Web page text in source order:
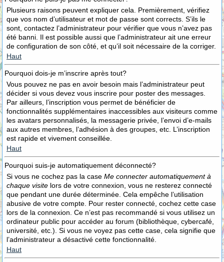
Plusieurs raisons peuvent expliquer cela. Premièrement, vérifiez
que vos nom d’utilisateur et mot de passe sont corrects. S’ils le
sont, contactez l’administrateur pour vérifier que vous n’avez pas
été banni. Il est possible aussi que l’administrateur ait une erreur
de configuration de son côté, et qu’il soit nécessaire de la corriger.
Haut
Pourquoi dois-je m’inscrire après tout?
Vous pouvez ne pas en avoir besoin mais l’administrateur peut
décider si vous devez vous inscrire pour poster des messages.
Par ailleurs, l’inscription vous permet de bénéficier de
fonctionnalités supplémentaires inaccessibles aux visiteurs comme
les avatars personnalisés, la messagerie privée, l’envoi d’e-mails
aux autres membres, l’adhésion à des groupes, etc. L’inscription
est rapide et vivement conseillée.
Haut
Pourquoi suis-je automatiquement déconnecté?
Si vous ne cochez pas la case Me connecter automatiquement à
chaque visite lors de votre connexion, vous ne resterez connecté
que pendant une durée déterminée. Cela empêche l’utilisation
abusive de votre compte. Pour rester connecté, cochez cette case
lors de la connexion. Ce n’est pas recommandé si vous utilisez un
ordinateur public pour accéder au forum (bibliothèque, cybercafé,
université, etc.). Si vous ne voyez pas cette case, cela signifie que
l’administrateur a désactivé cette fonctionnalité.
Haut